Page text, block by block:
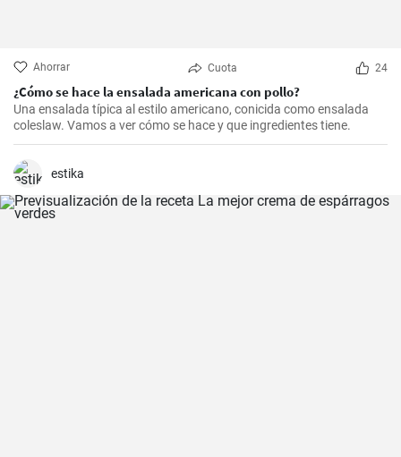
Ahorrar Cuota 24
¿Cómo se hace la ensalada americana con pollo?
Una ensalada típica al estilo americano, conicida como ensalada
coleslaw. Vamos a ver cómo se hace y que ingredientes tiene.
estika